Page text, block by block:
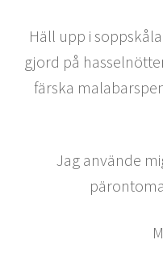
Häll upp i
gjord på
färska
Jag använde